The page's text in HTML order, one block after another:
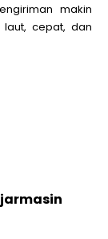
makin
cepat, dan